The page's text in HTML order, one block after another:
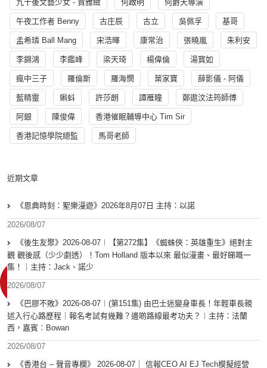
九十後文藝少女 - 賈雅緻 何啟明 何爵天導演
午夜工作者 Benny 古庄辰 古立 吳佩孚 基哥
孟希璘 Ball Mang 宋浩暉 康常治 張曉嵐 朱利安
李錦鴻 李鑑峰 梁天琦 楊偉倫 湯寳如
瘋中三子 羅倫斯 羅海憫 葉家寶 薛影儀 - 阿儀
藍精靈 蝌蚪 許莎朗 譚雁瞳 鄭遨汶法筠師傅
阿銀 陳俊偉 香港催眠輔導中心 Tim Sir
香港記憶學院總監 馬哥老師
近期文章
《恩典時刻：聖樂漫遊》2026年8月07日 主持：以諾
2026/08/07
《後生友聚》2026-08-07︱【第272集】《蜘蛛俠：英雄重生》絕對主
觀 觀後感（少少劇透）！Tom Holland 版本以來 最似漫畫、最好睇嘅一
集！｜主持：Jack、諾少
2026/08/07
《巴膠不敗》2026-08-07︱(第151集) 由巴士迷變身車長！年輕車長親
述入行心路歷程｜報名考試有幾難？邊啲路線最考功夫？︱主持：法蘭
西，嘉賓︰Bowan
2026/08/07
《香港台 – 聲音專欄》 2026-08-07｜ 信報CEO AI EJ Tech模擬經營